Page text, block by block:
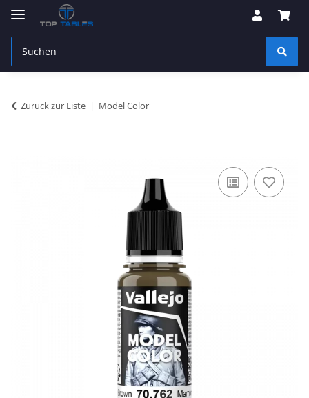
Zurück zur Liste Model Color